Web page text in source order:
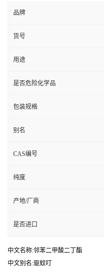
品牌
货号
用途
是否危险化学品
包装规格
别名
CAS编号
纯度
产地/厂商
是否进口
中文名称:邻苯二甲酸二丁酯
中文别名:驱蚊叮